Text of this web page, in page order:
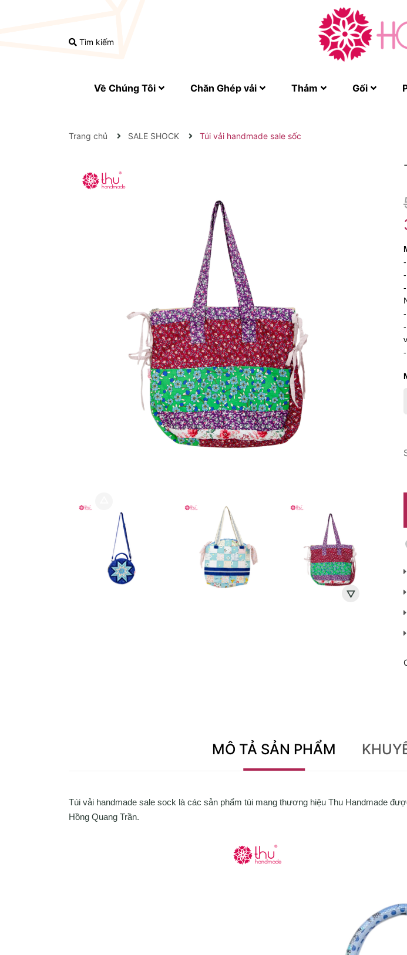
Tìm kiếm
Về Chúng Tôi Chăn Ghép vải Thảm Gối
Trang chủ SALE SHOCK Túi vải handmade sale sốc
MÔ TẢ SẢN PHẨM
Túi vải handmade sale sock là các sản phẩm túi mang thương hiệu Thu Handmade
Hồng Quang Trần.